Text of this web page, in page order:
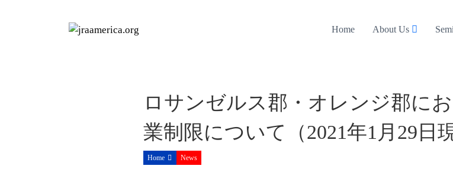
Home About Us
ロサンゼルス郡・オレンジ郡に
業制限について（2021年1月29日
Home News